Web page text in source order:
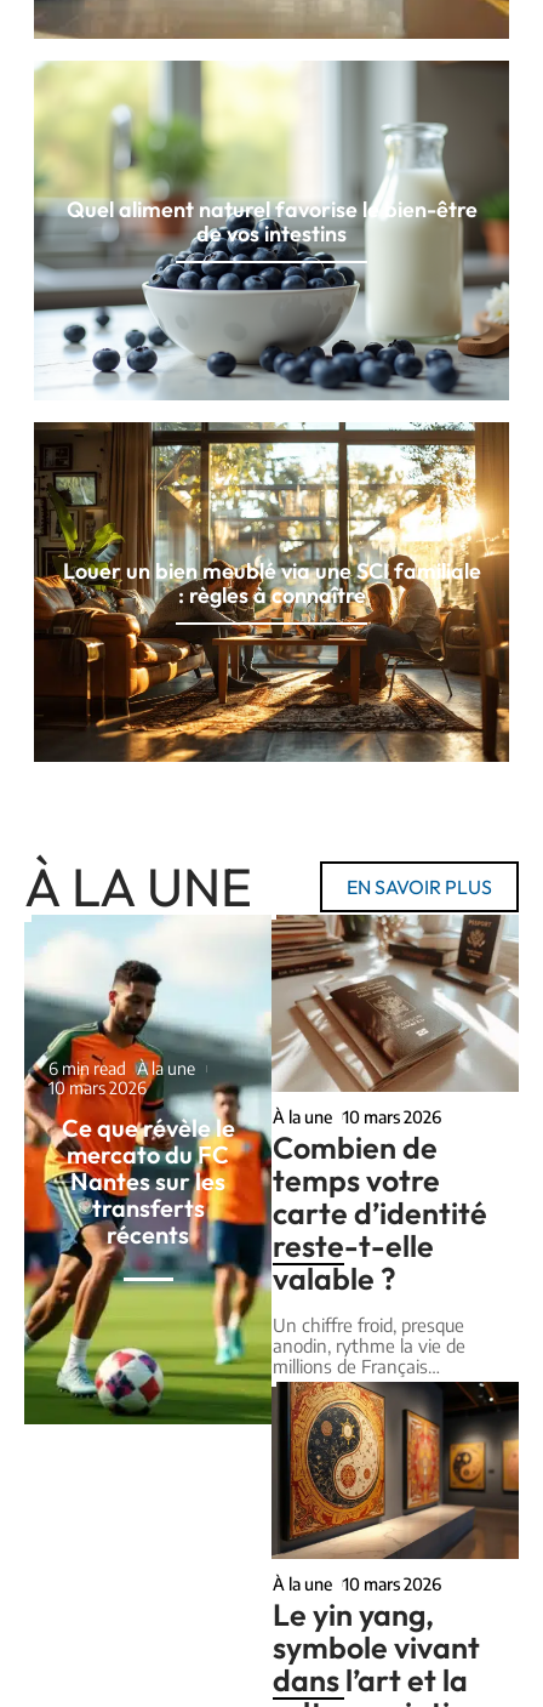
Quel aliment naturel favorise le bien-être
de vos intestins
Louer un bien meublé via une SCI familiale
: règles à connaître
À LA UNE EN SAVOIR PLUS
6 min read
À la une
10 mars 2026
Ce que révèle le
mercato du FC
Nantes sur les
transferts
récents
À la une 10 mars 2026
Combien de
temps votre
carte d’identité
reste-t-elle
valable ?
Un chiffre froid, presque
anodin, rythme la vie de
millions de Français…
À la une 10 mars 2026
Le yin yang,
symbole vivant
dans l’art et la